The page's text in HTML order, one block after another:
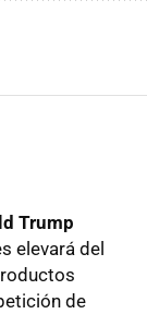
Trump
elevará del
de